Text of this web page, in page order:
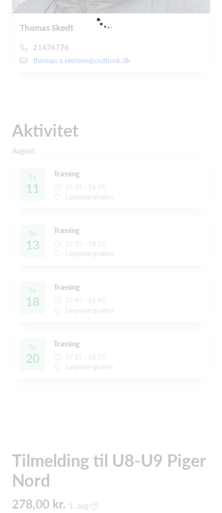
Thomas Skødt
21476776
thomas.s.nielsen@outlook.dk
Aktivitet
August
Tir
11
Træning
15:45 - 16:45
Langebjerghallen
Tor
13
Træning
17:15 - 18:15
Langebjerghallen
Tir
18
Træning
15:45 - 16:45
Langebjerghallen
Tor
20
Træning
17:15 - 18:15
Langebjerghallen
Tilmelding til U8-U9 Piger
Nord
278,00 kr. 1. aug